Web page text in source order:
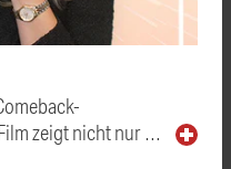
zeigt nicht nur …